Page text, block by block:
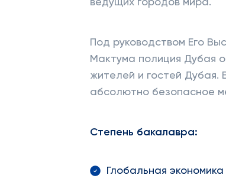
ведущих городов мира.
Под руководством Его
Мактума полиция Дубая
жителей и гостей Дубая.
абсолютно безопасное
Степень бакалавра:
Глобальная